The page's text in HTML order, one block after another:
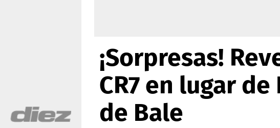
¡Sorpresas!
CR7 en lugar
de Bale